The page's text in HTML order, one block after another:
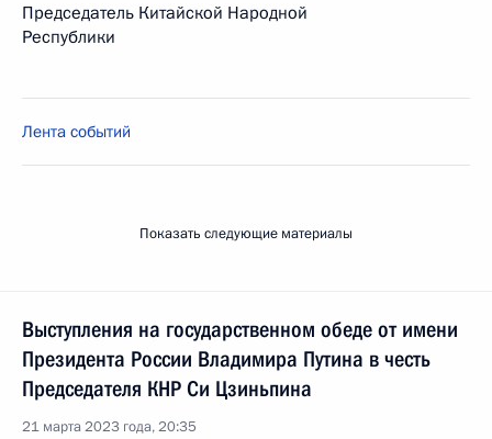
Председатель Китайской Народной
Республики
Лента событий
Показать следующие материалы
Выступления на государственном обеде от имени
Президента России Владимира Путина в честь
Председателя КНР Си Цзиньпина
21 марта 2023 года, 20:35